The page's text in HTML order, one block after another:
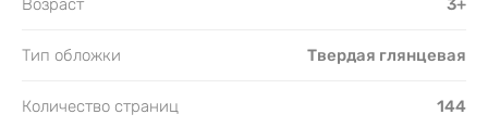
Возраст 3+
Тип обложки Твердая глянцевая
Количество страниц 144